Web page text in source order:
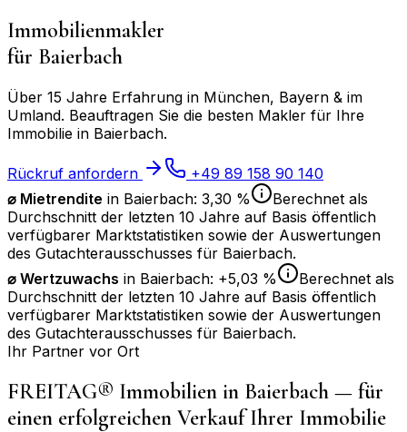
Immobilienmakler
für Baierbach
Über 15 Jahre Erfahrung in München, Bayern & im
Umland. Beauftragen Sie die besten Makler für Ihre
Immobilie in Baierbach.
Rückruf anfordern
+49 89 158 90 140
⌀ Mietrendite in Baierbach: 3,30 %
Berechnet als
Durchschnitt der letzten 10 Jahre auf Basis öffentlich
verfügbarer Marktstatistiken sowie der Auswertungen
des Gutachterausschusses für Baierbach.
⌀ Wertzuwachs in Baierbach: +5,03 %
Berechnet als
Durchschnitt der letzten 10 Jahre auf Basis öffentlich
verfügbarer Marktstatistiken sowie der Auswertungen
des Gutachterausschusses für Baierbach.
Ihr Partner vor Ort
FREITAG® Immobilien in Baierbach — für
einen erfolgreichen Verkauf Ihrer Immobilie